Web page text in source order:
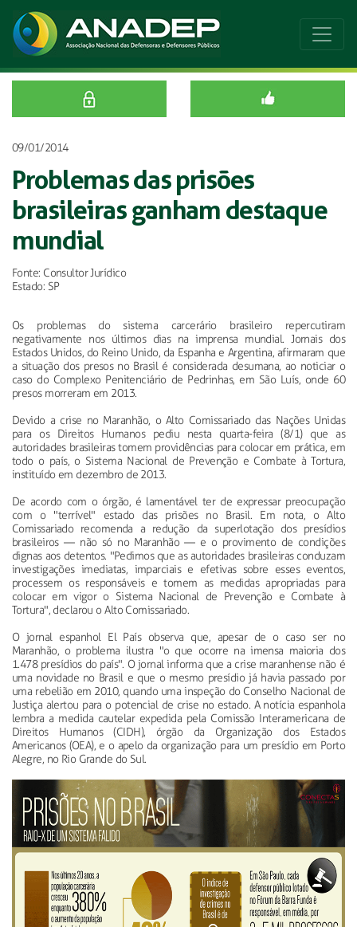
09/01/2014
Problemas das prisões
brasileiras ganham destaque
mundial
Fonte: Consultor Jurídico
Estado: SP
Os problemas do sistema carcerário brasileiro repercutiram
negativamente nos últimos dias na imprensa mundial. Jornais dos
Estados Unidos, do Reino Unido, da Espanha e Argentina, afirmaram que
a situação dos presos no Brasil é considerada desumana, ao noticiar o
caso do Complexo Penitenciário de Pedrinhas, em São Luís, onde 60
presos morreram em 2013.
Devido a crise no Maranhão, o Alto Comissariado das Nações Unidas
para os Direitos Humanos pediu nesta quarta-feira (8/1) que as
autoridades brasileiras tomem providências para colocar em prática, em
todo o país, o Sistema Nacional de Prevenção e Combate à Tortura,
instituído em dezembro de 2013.
De acordo com o órgão, é lamentável ter de expressar preocupação
com o "terrível" estado das prisões no Brasil. Em nota, o Alto
Comissariado recomenda a redução da superlotação dos presídios
brasileiros — não só no Maranhão — e o provimento de condições
dignas aos detentos. "Pedimos que as autoridades brasileiras conduzam
investigações imediatas, imparciais e efetivas sobre esses eventos,
processem os responsáveis e tomem as medidas apropriadas para
colocar em vigor o Sistema Nacional de Prevenção e Combate à
Tortura", declarou o Alto Comissariado.
O jornal espanhol El País observa que, apesar de o caso ser no
Maranhão, o problema ilustra "o que ocorre na imensa maioria dos
1.478 presídios do país". O jornal informa que a crise maranhense não é
uma novidade no Brasil e que o mesmo presídio já havia passado por
uma rebelião em 2010, quando uma inspeção do Conselho Nacional de
Justiça alertou para o potencial de crise no estado. A notícia espanhola
lembra a medida cautelar expedida pela Comissão Interamericana de
Direitos Humanos (CIDH), órgão da Organização dos Estados
Americanos (OEA), e o apelo da organização para um presídio em Porto
Alegre, no Rio Grande do Sul.